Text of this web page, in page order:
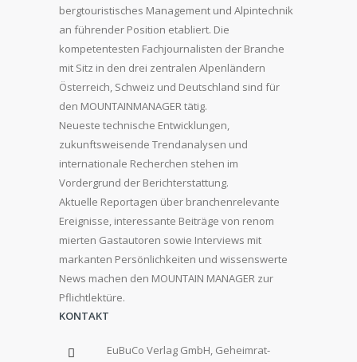
bergtouristisches Management und Alpintechnik
an führender Position etabliert. Die
kompetentesten Fachjournalisten der Branche
mit Sitz in den drei zentralen Alpenländern
Österreich, Schweiz und Deutschland sind für
den MOUNTAINMANAGER tätig.
Neueste technische Entwicklungen,
zukunftsweisende Trendanalysen und
internationale Recherchen stehen im
Vordergrund der Berichterstattung.
Aktuelle Reportagen über branchenrelevante
Ereignisse, interessante Beiträge von renom
mierten Gastautoren sowie Interviews mit
markanten Persönlichkeiten und wissenswerte
News machen den MOUNTAIN MANAGER zur
Pflichtlektüre.
KONTAKT
EuBuCo Verlag GmbH, Geheimrat-